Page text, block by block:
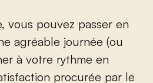
vous pouvez passer en
agréable journée (ou
à votre rythme en
procurée par le